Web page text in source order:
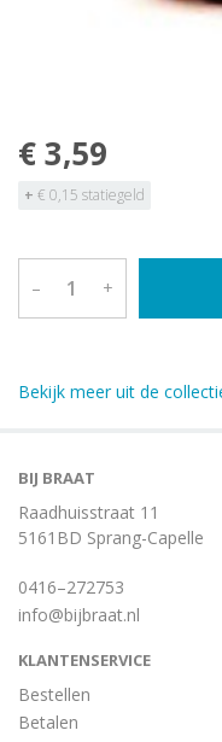
€ 3,59
+ € 0,15 statiegeld
– +
Bekijk meer uit de
BIJ BRAAT
Raadhuisstraat 11
5161BD Sprang-Capelle
0416–272753
info@bijbraat.nl
KLANTENSERVICE
Bestellen
Betalen